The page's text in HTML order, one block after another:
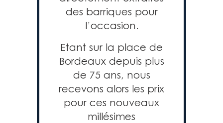
des barriques pour
l’occasion.
Etant sur la place de
Bordeaux depuis plus
de 75 ans, nous
recevons alors les prix
pour ces nouveaux
millésimes